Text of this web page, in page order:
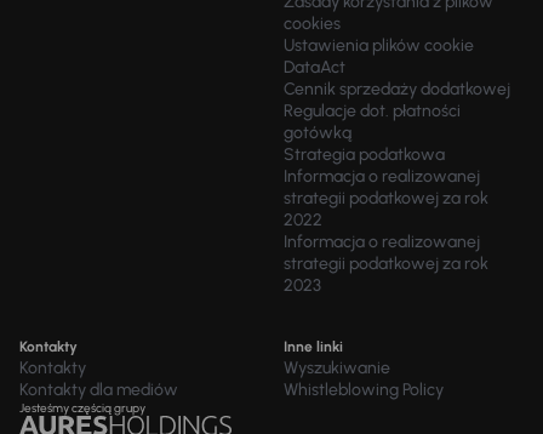
cookies
Ustawienia plików cookie
DataAct
Cennik sprzedaży dodatkowej
Regulacje dot. płatności
gotówką
Strategia podatkowa
Informacja o realizowanej
strategii podatkowej za rok
2022
Informacja o realizowanej
strategii podatkowej za rok
2023
Kontakty
Kontakty
Kontakty dla mediów
Inne linki
Wyszukiwanie
Whistleblowing Policy
Jesteśmy częścią grupy